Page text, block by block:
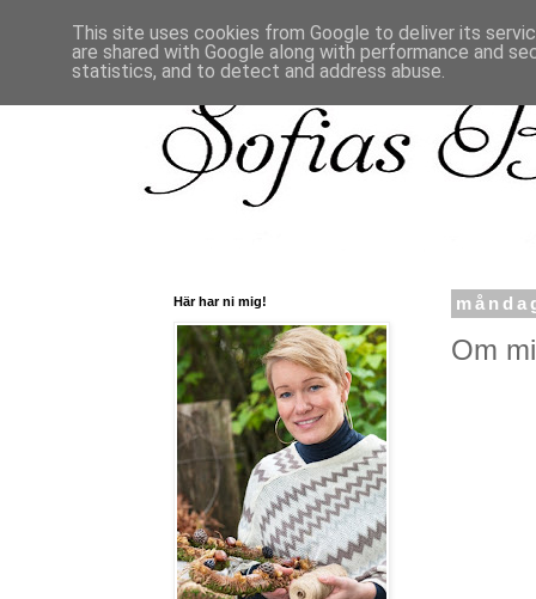
Om
Här har ni mig!
This site uses cookies from Google to deliver its
are shared with Google along with performance and
statistics, and to detect and address abuse.